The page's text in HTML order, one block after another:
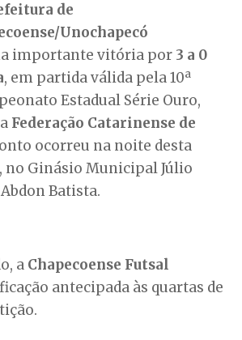
de
Unochapecó
importante vitória por 3 a 0
, em partida válida pela 10ª
Estadual Série Ouro,
Federação Catarinense de
ocorreu na noite desta
no Ginásio Municipal Júlio
Batista.
a Chapecoense Futsal
antecipada às quartas de